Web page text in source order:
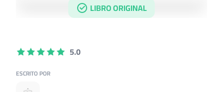
LIBRO ORIGINAL
5.0
ESCRITO POR